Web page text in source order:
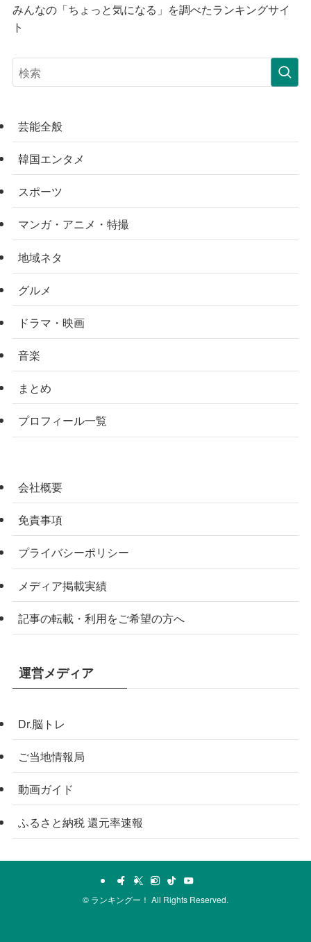
みんなの「ちょっと気になる」を調べたランキングサイ
ト
芸能全般
韓国エンタメ
スポーツ
マンガ・アニメ・特撮
地域ネタ
グルメ
ドラマ・映画
音楽
まとめ
プロフィール一覧
会社概要
免責事項
プライバシーポリシー
メディア掲載実績
記事の転載・利用をご希望の方へ
運営メディア
Dr.脳トレ
ご当地情報局
動画ガイド
ふるさと納税 還元率速報
© ランキングー！ All Rights Reserved.